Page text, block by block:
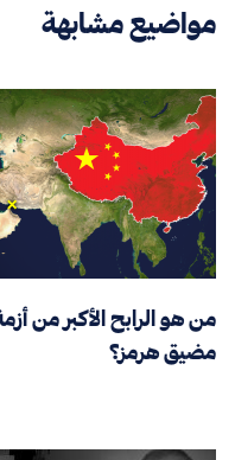
مواضيع مشابهة
من هو الرابح الأكبر من أزمة
مضيق هرمز؟